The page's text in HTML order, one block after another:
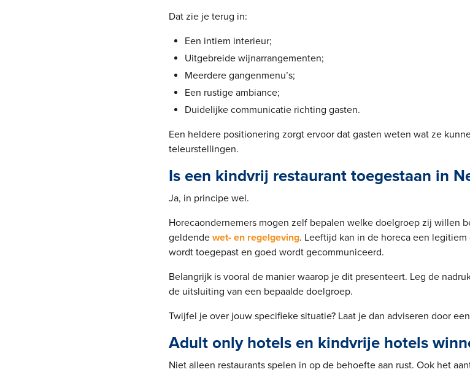
Dat zie je terug in:
Een intiem interieur;
Uitgebreide wijnarrangementen;
Meerdere gangenmenu’s;
Een rustige ambiance;
Duidelijke communicatie richting gasten.
Een heldere positionering zorgt ervoor dat gasten weten wat ze
teleurstellingen.
Is een kindvrij restaurant toegestaan in
Ja, in principe wel.
Horecaondernemers mogen zelf bepalen welke doelgroep zij willen
geldende wet- en regelgeving. Leeftijd kan in de horeca een
wordt toegepast en goed wordt gecommuniceerd.
Belangrijk is vooral de manier waarop je dit presenteert. Leg de
de uitsluiting van een bepaalde doelgroep.
Twijfel je over jouw specifieke situatie? Laat je dan adviseren door
Adult only hotels en kindvrije hotels
Niet alleen restaurants spelen in op de behoefte aan rust. Ook het